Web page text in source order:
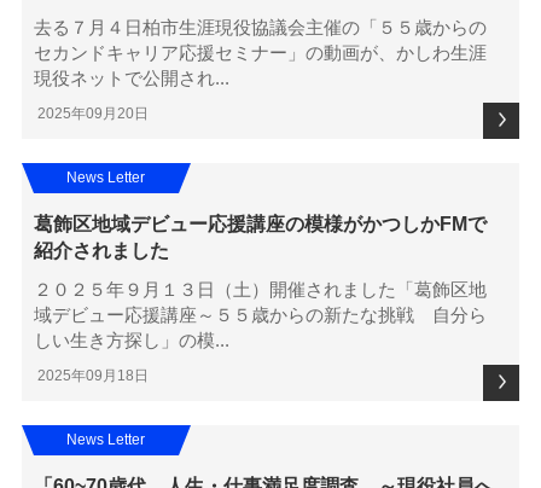
去る７月４日柏市生涯現役協議会主催の「５５歳からの
セカンドキャリア応援セミナー」の動画が、かしわ生涯
現役ネットで公開され...
2025年09月20日
葛飾区地域デビュー応援講座の模様がかつしかFMで
紹介されました
２０２５年９月１３日（土）開催されました「葛飾区地
域デビュー応援講座～５５歳からの新たな挑戦 自分ら
しい生き方探し」の模...
2025年09月18日
News Letter
News Letter